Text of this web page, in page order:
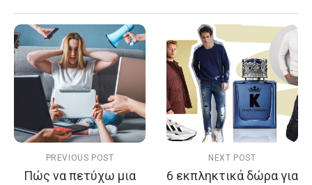
PREVIOUS POST
Πώς να πετύχω μια
NEXT POST
6 εκπληκτικά δώρα για